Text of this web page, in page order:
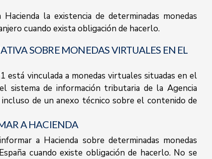
la existencia de determinadas monedas
cuando exista obligación de hacerlo.
SOBRE MONEDAS VIRTUALES EN EL
está vinculada a monedas virtuales situadas en el
sistema de información tributaria de la Agencia
de un anexo técnico sobre el contenido de
A HACIENDA
a Hacienda sobre determinadas monedas
cuando existe obligación de hacerlo. No se